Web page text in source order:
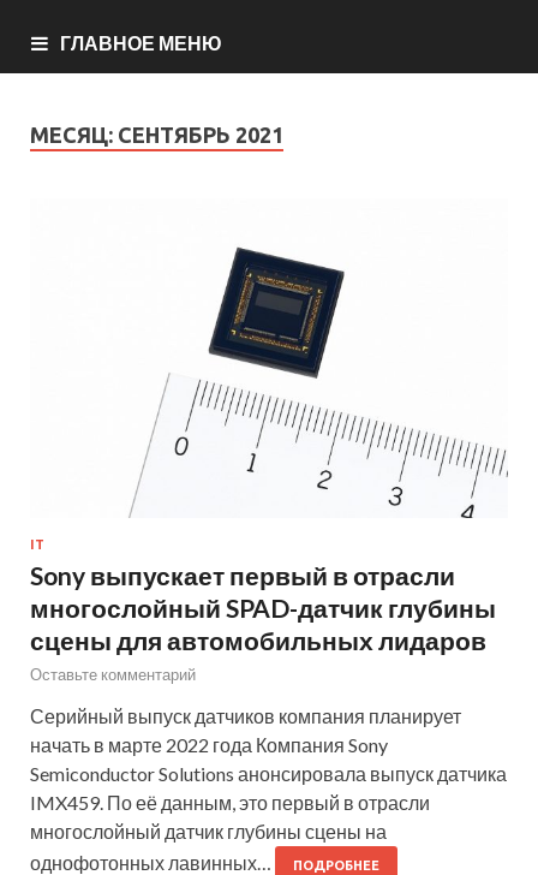
ГЛАВНОЕ МЕНЮ
МЕСЯЦ: СЕНТЯБРЬ 2021
IT
Sony выпускает первый в отрасли
многослойный SPAD-датчик глубины
сцены для автомобильных лидаров
Оставьте комментарий
Серийный выпуск датчиков компания планирует
начать в марте 2022 года Компания Sony
Semiconductor Solutions анонсировала выпуск датчика
IMX459. По её данным, это первый в отрасли
многослойный датчик глубины сцены на
однофотонных лавинных…
ПОДРОБНЕЕ